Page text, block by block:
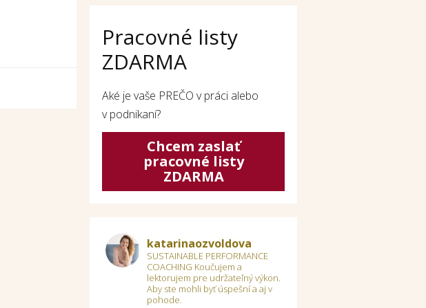
Pracovné listy
ZDARMA
Aké je vaše PREČO v práci alebo
v podnikaní?
Chcem zaslať
pracovné listy
ZDARMA
katarinaozvoldova
SUSTAINABLE PERFORMANCE
COACHING Koučujem a
lektorujem pre udržateľný výkon.
Aby ste mohli byť úspešní a aj v
pohode.